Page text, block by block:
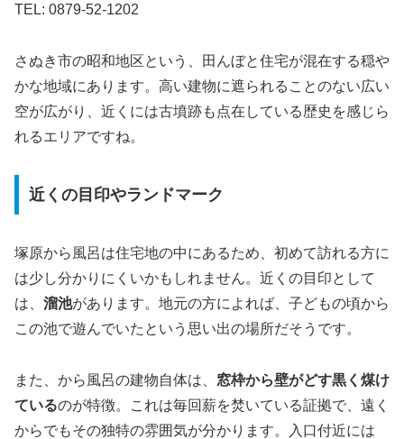
TEL: 0879-52-1202
さぬき市の昭和地区という、田んぼと住宅が混在する穏や
かな地域にあります。高い建物に遮られることのない広い
空が広がり、近くには古墳跡も点在している歴史を感じら
れるエリアですね。
近くの目印やランドマーク
塚原から風呂は住宅地の中にあるため、初めて訪れる方に
は少し分かりにくいかもしれません。近くの目印として
は、 溜池があります。地元の方によれば、子どもの頃から
この池で遊んでいたという思い出の場所だそうです。
また、から風呂の建物自体は、 窓枠から壁がどす黒く煤け
ているのが特徴。これは毎回薪を焚いている証拠で、遠く
からでもその独特の雰囲気が分かります。入口付近には